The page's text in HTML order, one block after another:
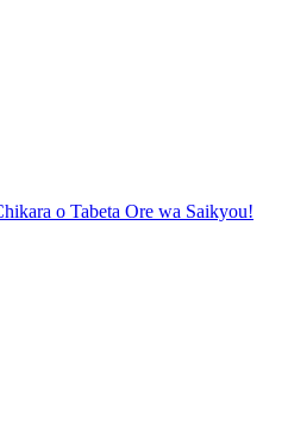
o Tabeta Ore wa Saikyou!